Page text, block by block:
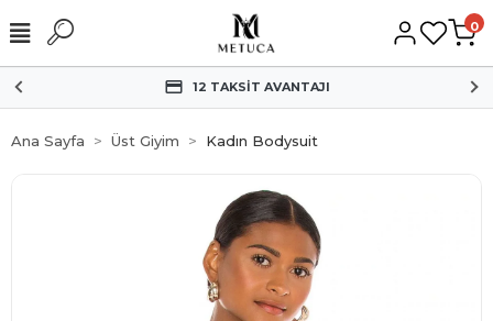
0
12 TAKSİT AVANTAJI
Ana Sayfa Üst Giyim Kadın Bodysuit